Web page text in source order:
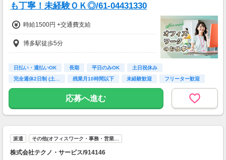
も丁寧！未経験ＯＫ◎/61-04431330
時給1500円 +交通費支給
博多駅徒歩5分
日払い・週払いOK 長期 平日のみOK
土日祝休み
完全週休2日制 (土…
残業月10時間以下 未経験歓迎
フリーター歓迎
高校卒業以上
応募へ進む
派遣 その他(オフィスワーク・事務・営業…
株式会社テクノ・サービス/914146